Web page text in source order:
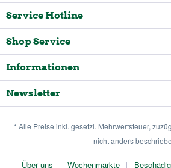
Service Hotline
Shop Service
Informationen
Newsletter
* Alle Preise inkl. gesetzl. Mehrwertsteuer,
nicht anders
Über uns Wochenmärkte